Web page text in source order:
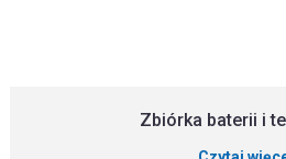
Zbiórka baterii i